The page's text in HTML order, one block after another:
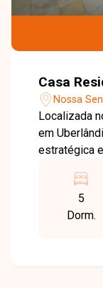
Casa
Nossa
Localizada
em
estratégica
busca
visibilidade para
5
Dorm.